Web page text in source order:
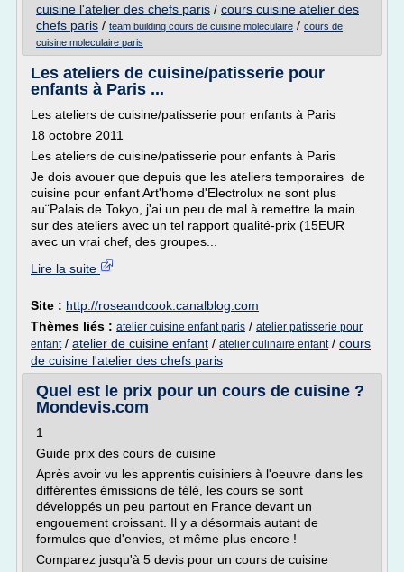
cuisine l'atelier des chefs paris / cours cuisine atelier des
chefs paris / team building cours de cuisine moleculaire / cours de
cuisine moleculaire paris
Les ateliers de cuisine/patisserie pour
enfants à Paris ...
Les ateliers de cuisine/patisserie pour enfants à Paris
18 octobre 2011
Les ateliers de cuisine/patisserie pour enfants à Paris
Je dois avouer que depuis que les ateliers temporaires de
cuisine pour enfant Art'home d'Electrolux ne sont plus
au¨Palais de Tokyo, j'ai un peu de mal à remettre la main
sur des ateliers avec un tel rapport qualité-prix (15EUR
avec un vrai chef, des groupes...
Lire la suite
Site : http://roseandcook.canalblog.com
Thèmes liés : atelier cuisine enfant paris / atelier patisserie pour
enfant/ atelier de cuisine enfant / atelier culinaire enfant/ cours
de cuisine l'atelier des chefs paris
Quel est le prix pour un cours de cuisine ?
Mondevis.com
1
Guide prix des cours de cuisine
Après avoir vu les apprentis cuisiniers à l'oeuvre dans les
différentes émissions de télé, les cours se sont
développés un peu partout en France devant un
engouement croissant. Il y a désormais autant de
formules que d'envies, et même plus encore !
Comparez jusqu'à 5 devis pour un cours de cuisine